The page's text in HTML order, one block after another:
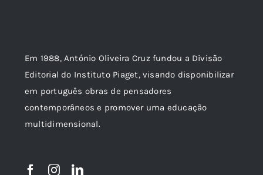
Em 1988, António Oliveira Cruz fundou a Divisão
Editorial do Instituto Piaget, visando disponibilizar
em português obras de pensadores
contemporâneos e promover uma educação
multidimensional.